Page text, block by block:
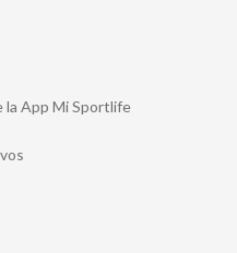
la App Mi Sportlife